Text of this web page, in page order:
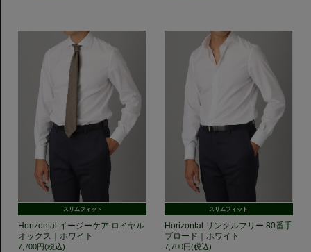
スリムフィット
Horizontal イージーケア ロイヤル
オックス｜ホワイト
7,700円(税込)
スリムフィット
Horizontal リンクルフリー 80番手
ブロード｜ホワイト
7,700円(税込)